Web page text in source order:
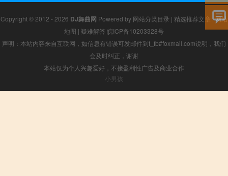
Copyright © 2012 - 2026 DJ舞曲网 Powered by 网站分类目录 | 精选推荐文章 |网站
地图 | 疑难解答 皖ICP备10203328号
声明：本站内容来自互联网，如信息有错误可发邮件到f_fb#foxmail.com说明，我们
会及时纠正，谢谢
本站仅为个人兴趣爱好，不接盈利性广告及商业合作
小男孩